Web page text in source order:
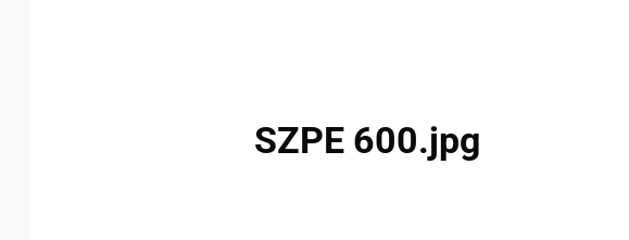
SZPE 600.jpg